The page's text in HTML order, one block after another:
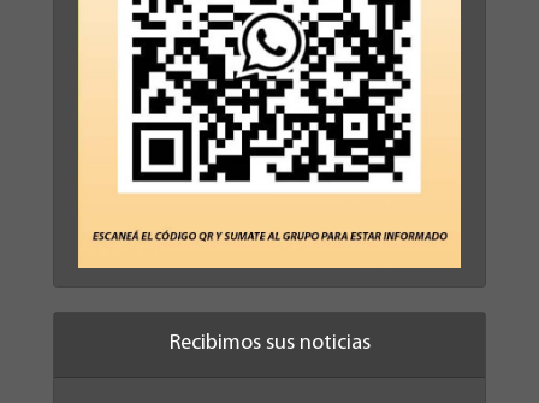
Recibimos sus noticias